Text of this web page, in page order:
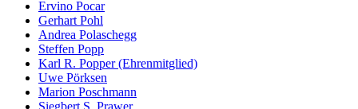
Ervino Pocar
Gerhart Pohl
Andrea Polaschegg
Steffen Popp
Karl R. Popper (Ehrenmitglied)
Uwe Pörksen
Marion Poschmann
Siegbert S. Prawer